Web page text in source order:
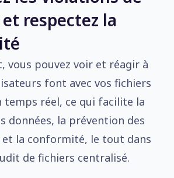
respectez la
vous pouvez voir et réagir à
font avec vos fichiers
temps réel, ce qui facilite la
données, la prévention des
et la conformité, le tout dans
de fichiers centralisé.